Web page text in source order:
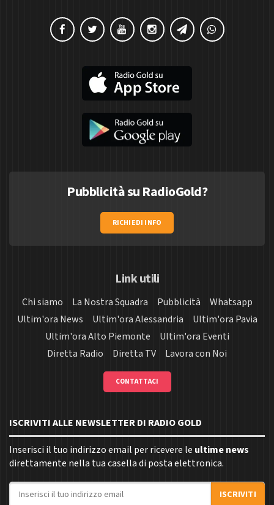
Pubblicità su RadioGold?
RICHIEDI INFO
Link utili
Chi siamo La Nostra Squadra Pubblicità
Whatsapp
Ultim'ora News
Ultim'ora Alessandria
Ultim'ora Pavia
Ultim'ora Alto Piemonte
Ultim'ora Eventi
Diretta Radio
Diretta TV Lavora con Noi
CONTATTACI
ISCRIVITI ALLE NEWSLETTER DI RADIO GOLD
Inserisci il tuo indirizzo email per ricevere le ultime news
direttamente nella tua casella di posta elettronica.
Indirizzo email
ISCRIVITI